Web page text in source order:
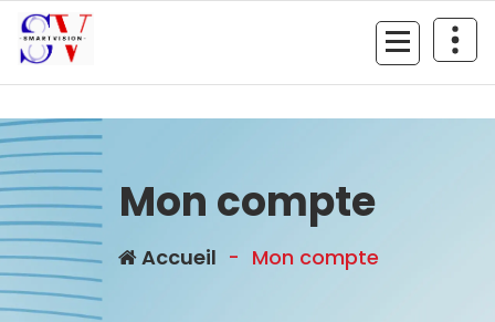
Aller
contenu
Mon compte
Accueil - Mon compte